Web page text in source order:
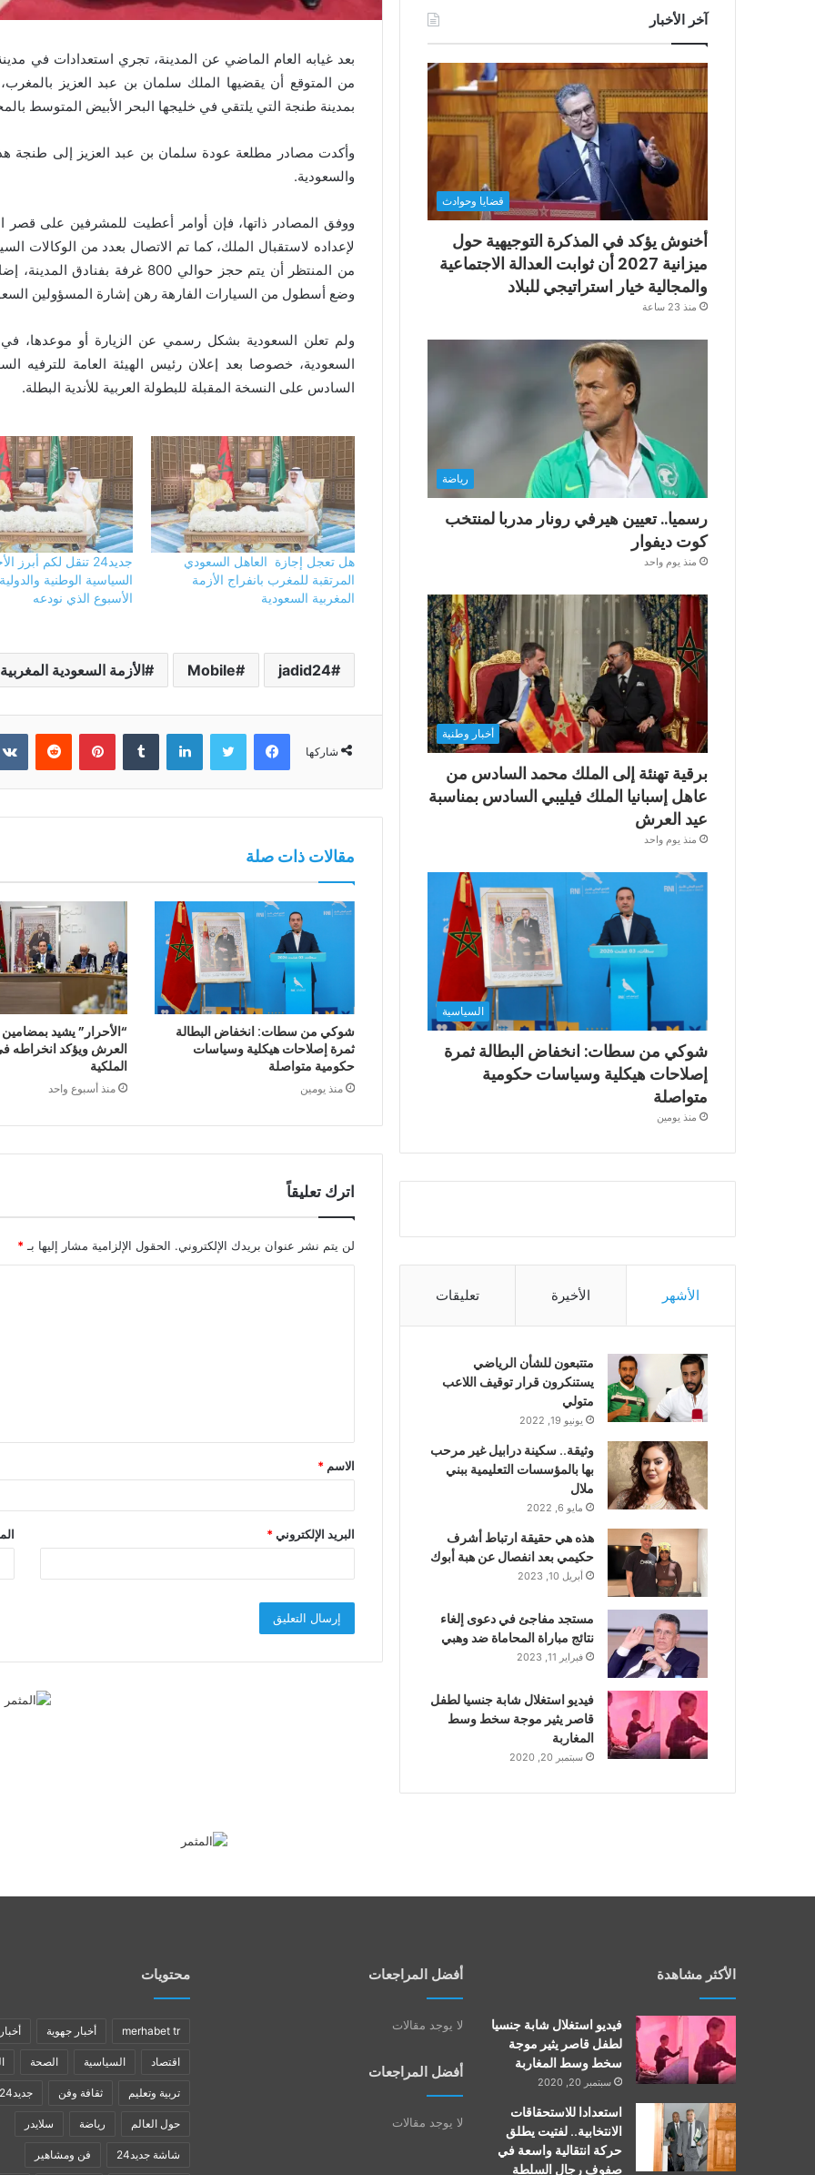
بعد غيابه العام الماضي عن المدينة، تجري استعدادات في
من المتوقع أن يقضيها الملك سلمان بن عبد العزيز
بمدينة طنجة التي يلتقي في خليجها البحر الأبيض المتوسط
وأكدت مصادر مطلعة عودة سلمان بن عبد العزيز إلى طنجة هذا
والسعودية.
ووفق المصادر ذاتها، فإن أوامر أعطيت للمشرفين على قصر
من المنتظر أن يتم حجز حوالي 800
وضع أسطول من السيارات الفارهة رهن إشارة المسؤولين
ولم تعلن السعودية بشكل رسمي عن الزيارة أو موعدها، في
السعودية، خصوصا بعد إعلان رئيس الهيئة العامة
السادس على النسخة المقبلة للبطولة العربية للأندية البطلة.
هل تعجل إجازة العاهل السعودي
المرتقبة للمغرب بانفراج الأزمة
المغربية السعودية
جديد24 تنقل لكم أبرز
السياسية الوطنية
الأسبوع الذي نودعه
jadid24
Mobile الأزمة السعودية المغربية
شاركها
فيسبوك تويتر لينكدإن بينتيريست
مقالات ذات صلة
شوكي من سطات: انخفاض البطالة
ثمرة إصلاحات هيكلية وسياسات
حكومية متواصلة
منذ يومين
“الأحرار” يشيد
العرش ويؤكد انخراطه
الملكية
منذ أسبوع واحد
اترك تعليقاً
لن يتم نشر عنوان بريدك الإلكتروني. الحقول الإلزامية مشار إليها بـ *
ق
*
الاسم *
البريد الإلكتروني*
آخر الأخبار
قضايا وحوادث
أخنوش يؤكد في المذكرة التوجيهية حول
ميزانية 2027 أن ثوابت العدالة الاجتماعية
والمجالية خيار استراتيجي للبلاد
منذ 23 ساعة
رياضة
رسميا.. تعيين هيرفي رونار مدربا لمنتخب
كوت ديفوار
منذ يوم واحد
أخبار وطنية
برقية تهنئة إلى الملك محمد السادس من
عاهل إسبانيا الملك فيليبي السادس بمناسبة
عيد العرش
منذ يوم واحد
السياسية
شوكي من سطات: انخفاض البطالة ثمرة
إصلاحات هيكلية وسياسات حكومية
متواصلة
منذ يومين
الأشهر الأخيرة تعليقات
متتبعون للشأن الرياضي
يستنكرون قرار توقيف اللاعب
متولي
يونيو 19, 2022
وثيقة.. سكينة درابيل غير مرحب
بها بالمؤسسات التعليمية ببني
ملال
مايو 6, 2022
هذه هي حقيقة ارتباط أشرف
حكيمي بعد انفصال عن هبة أبوك
أبريل 10, 2023
مستجد مفاجئ في دعوى إلغاء
نتائج مباراة المحاماة ضد وهبي
فبراير 11, 2023
فيديو استغلال شابة جنسيا لطفل
قاصر يثير موجة سخط وسط
المغاربة
سبتمبر 20, 2020
الأكثر مشاهدة
فيديو استغلال شابة جنسيا
لطفل قاصر يثير موجة
سخط وسط المغاربة
سبتمبر 20, 2020
استعدادا للاستحقاقات
الانتخابية.. لفتيت يطلق
حركة انتقالية واسعة في
صفوف رجال السلطة
أفضل المراجعات
لا يوجد مقالات
أفضل المراجعات
لا يوجد مقالات
محتويات
merhabet tr أخبار جهوية
اقتصاد السياسية الصحة
تربية وتعليم ثقافة وفن جديد24
حول العالم رياضة سلايدر
شاشة جديد24 فن ومشاهير